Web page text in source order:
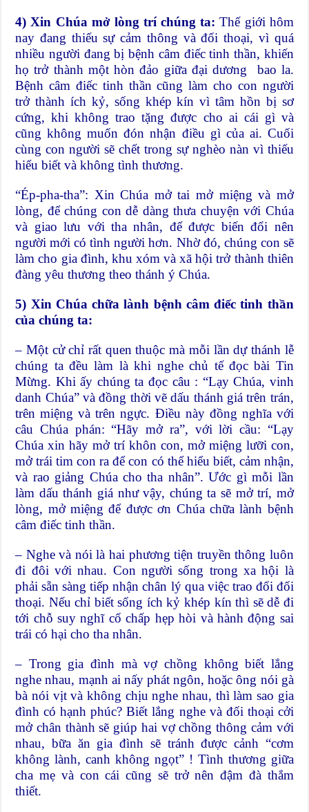
4) Xin Chúa mở lòng trí chúng ta: Thế giới hôm
nay đang thiếu sự cảm thông và đối thoại, vì quá
nhiều người đang bị bệnh câm điếc tinh thần, khiến
họ trở thành một hòn đảo giữa đại dương bao la.
Bệnh câm điếc tinh thần cũng làm cho con người
trở thành ích kỷ, sống khép kín vì tâm hồn bị sơ
cứng, khi không trao tặng được cho ai cái gì và
cũng không muốn đón nhận điều gì của ai. Cuối
cùng con người sẽ chết trong sự nghèo nàn vì thiếu
hiểu biết và không tình thương.
“Ép-pha-tha”: Xin Chúa mở tai mở miệng và mở
lòng, để chúng con dễ dàng thưa chuyện với Chúa
và giao lưu với tha nhân, để được biến đổi nên
người mới có tình người hơn. Nhờ đó, chúng con sẽ
làm cho gia đình, khu xóm và xã hội trở thành thiên
đàng yêu thương theo thánh ý Chúa.
5) Xin Chúa chữa lành bệnh câm điếc tinh thần
của chúng ta:
– Một cử chỉ rất quen thuộc mà mỗi lần dự thánh lễ
chúng ta đều làm là khi nghe chủ tế đọc bài Tin
Mừng. Khi ấy chúng ta đọc câu : “Lạy Chúa, vinh
danh Chúa” và đồng thời vẽ dấu thánh giá trên trán,
trên miệng và trên ngực. Điều này đồng nghĩa với
câu Chúa phán: “Hãy mở ra”, với lời cầu: “Lạy
Chúa xin hãy mở trí khôn con, mở miệng lưỡi con,
mở trái tim con ra để con có thể hiểu biết, cảm nhận,
và rao giảng Chúa cho tha nhân”. Ước gì mỗi lần
làm dấu thánh giá như vậy, chúng ta sẽ mở trí, mở
lòng, mở miệng để được ơn Chúa chữa lành bệnh
câm điếc tinh thần.
– Nghe và nói là hai phương tiện truyền thông luôn
đi đôi với nhau. Con người sống trong xa hội là
phải sẵn sàng tiếp nhận chân lý qua việc trao đổi đối
thoại. Nếu chỉ biết sống ích kỷ khép kín thì sẽ dễ đi
tới chỗ suy nghĩ cố chấp hẹp hòi và hành động sai
trái có hại cho tha nhân.
– Trong gia đình mà vợ chồng không biết lắng
nghe nhau, mạnh ai nấy phát ngôn, hoặc ông nói gà
bà nói vịt và không chịu nghe nhau, thì làm sao gia
đình có hạnh phúc? Biết lắng nghe và đối thoại cởi
mở chân thành sẽ giúp hai vợ chồng thông cảm với
nhau, bữa ăn gia đình sẽ tránh được cảnh “cơm
không lành, canh không ngọt” ! Tình thương giữa
cha mẹ và con cái cũng sẽ trở nên đậm đà thắm
thiết.